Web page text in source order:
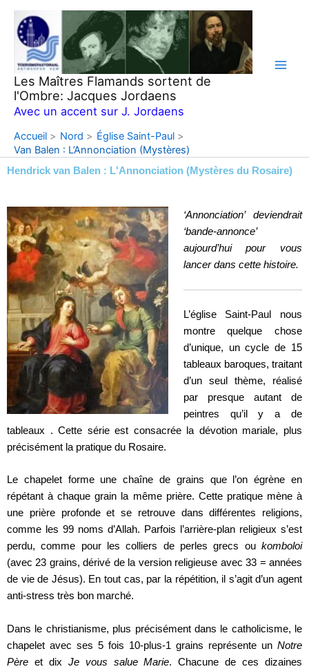
Aller
contenu
Les Maîtres Flamands sortent de
l'Ombre: Jacques Jordaens
Avec un accent sur J. Jordaens
Accueil Nord
Église Saint-Paul
Van Balen : L’Annonciation (Mystères)
Hendrick van Balen : L'Annonciation (Mystères du Rosaire)
‘Annonciation’ deviendrait
‘bande-annonce’
aujourd’hui pour vous
lancer dans cette histoire.
L’église Saint-Paul nous
montre quelque chose
d’unique, un cycle de 15
tableaux baroques, traitant
d’un seul thème, réalisé
par presque autant de
peintres qu’il y a de
tableaux . Cette série est consacrée la dévotion mariale, plus
précisément la pratique du Rosaire.
Le chapelet forme une chaîne de grains que l’on égrène en
répétant à chaque grain la même prière. Cette pratique mène à
une prière profonde et se retrouve dans différentes religions,
comme les 99 noms d’Allah. Parfois l’arrière-plan religieux s’est
perdu, comme pour les colliers de perles grecs ou komboloi
(avec 23 grains, dérivé de la version religieuse avec 33 = années
de vie de Jésus). En tout cas, par la répétition, il s’agit d’un agent
anti-stress très bon marché.
Dans le christianisme, plus précisément dans le catholicisme, le
chapelet avec ses 5 fois 10-plus-1 grains représente un Notre
Père et dix Je vous salue Marie. Chacune de ces dizaines